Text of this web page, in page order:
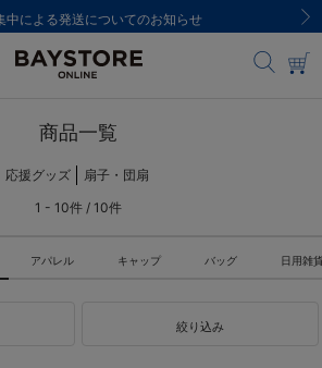
中による発送についてのお知らせ
商品一覧
応援グッズ
扇子・団扇
1 - 10件 / 10件
アパレル キャップ バッグ 日用雑
絞り込み